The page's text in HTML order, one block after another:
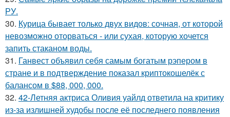
РУ.
30. Курица бывает только двух видов: сочная, от которой
невозможно оторваться - или сухая, которую хочется
запить стаканом воды.
31. Ганвест объявил себя самым богатым рэпером в
стране и в подтверждение показал криптокошелёк с
балансом в $88, 000, 000.
32. 42-Летняя актриса Оливия уайлд ответила на критику
из-за излишней худобы после её последнего появления